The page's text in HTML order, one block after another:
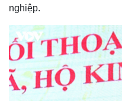
nghiệp.